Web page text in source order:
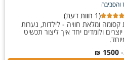
והסביבה
(1 חוות דעת)
קסומה ומלאת חוויה - לילדות, נערות
ולומדים יחד איך ליצור תכשיט
1500
₪